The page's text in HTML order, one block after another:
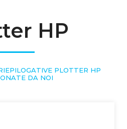
HP
PLOTTER HP
DA NOI